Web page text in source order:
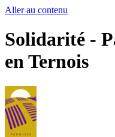
Aller au contenu
Solidarité -
en Ternois